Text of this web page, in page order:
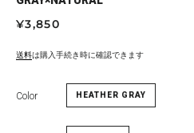
通
価
セ
ル
¥3,850
送料は購入手続き時に確認できます
Color HEATHER GRAY